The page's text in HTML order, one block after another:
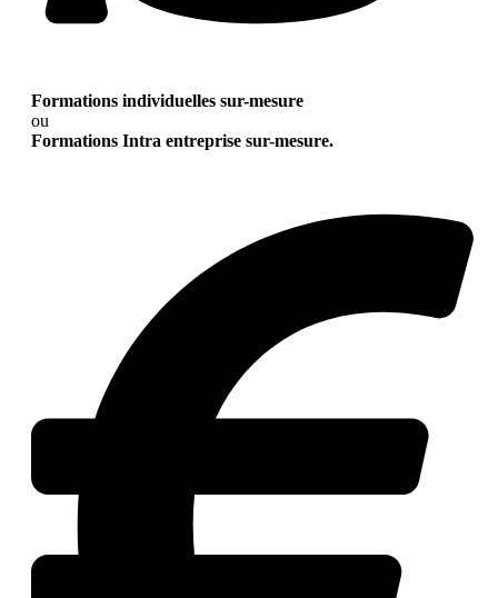
Formations individuelles sur-mesure
ou
Formations Intra entreprise sur-mesure.